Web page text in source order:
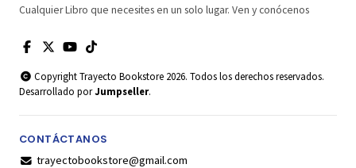
Cualquier Libro que necesites en un solo lugar. Ven y conócenos
Copyright Trayecto Bookstore 2026. Todos los derechos reservados.
Desarrollado porJumpseller.
CONTÁCTANOS
trayectobookstore@gmail.com